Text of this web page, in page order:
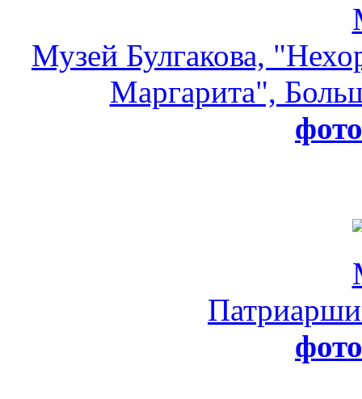
Музей Булгакова,
Маргарита",